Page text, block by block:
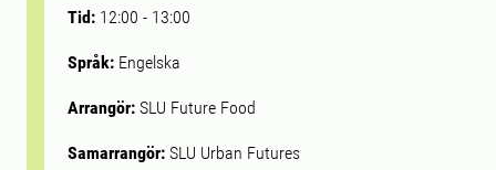
Tid: 12:00 - 13:00
Språk: Engelska
Arrangör: SLU Future Food
Samarrangör: SLU Urban Futures